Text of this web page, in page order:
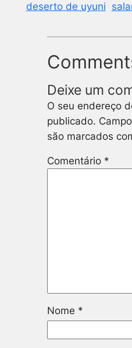
deserto de uyuni
Deixe um
O seu endereço
publicado.
são marcados
Comentário *
Nome *